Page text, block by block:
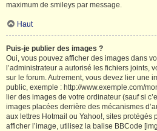
maximum de smileys par message.
Haut
Puis-je publier des images ?
Oui, vous pouvez afficher des images dans
l’administrateur a autorisé les fichiers joints,
sur le forum. Autrement, vous devez lier une
public, exemple : http://www.exemple.com/
lier des images de votre ordinateur (sauf si
images placées derrière des mécanismes
aux lettres Hotmail ou Yahoo!, sites protégés
afficher l’image, utilisez la balise BBCode